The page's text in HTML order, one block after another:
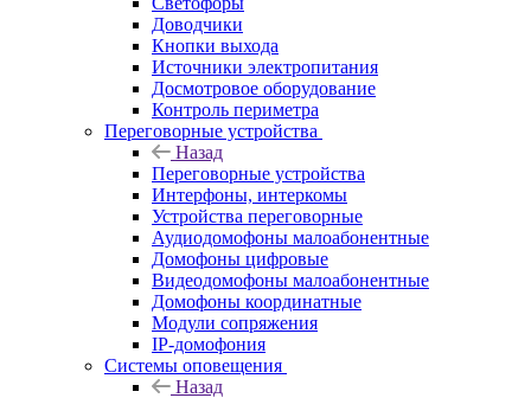
Доводчики
Кнопки выхода
Источники электропитания
Досмотровое оборудование
Контроль периметра
Переговорные устройства
Назад
Переговорные устройства
Интерфоны, интеркомы
Устройства переговорные
Аудиодомофоны малоабонентные
Домофоны цифровые
Видеодомофоны малоабонентные
Домофоны координатные
Модули сопряжения
IP-домофония
Системы оповещения
Назад